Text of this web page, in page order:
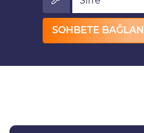
SOHBETE BAĞLAN